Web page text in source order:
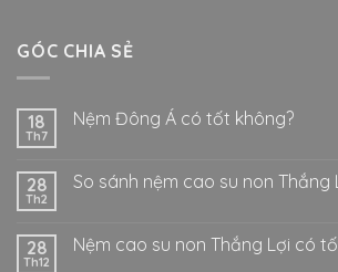
GÓC CHIA SẺ
18
Th7
Nệm Đông Á có tốt không?
28
Th2
So sánh nệm cao su non Thắng
28
Th12
Nệm cao su non Thắng Lợi có